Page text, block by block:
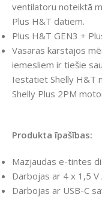
ventilatoru noteiktā
Plus H&T datiem.
Plus H&T GEN3 +
Vasaras karstajos
iemesliem ir tiešie
Iestatiet Shelly H&T
Shelly Plus 2PM
Produkta īpašības:
Mazjaudas e-tintes
Darbojas ar 4 x 1,5
Darbojas ar USB-C